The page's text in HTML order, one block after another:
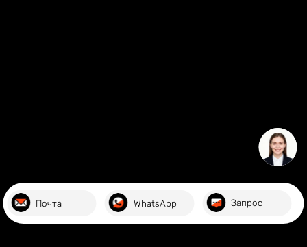
© 2026 BODOR 丨
鲁ICP备16041216号-5
* Вся информация о продукте, представленная на этом
сайте, предназначена только для справки. Конкретные
Почта WhatsApp Запрос